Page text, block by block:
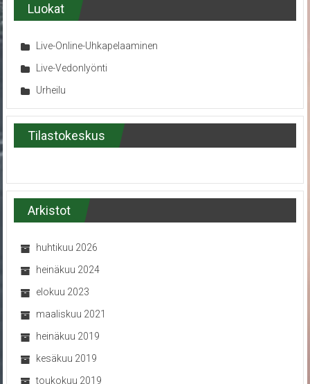
Luokat
Live-Online-Uhkapelaaminen
Live-Vedonlyönti
Urheilu
Tilastokeskus
Arkistot
huhtikuu 2026
heinäkuu 2024
elokuu 2023
maaliskuu 2021
heinäkuu 2019
kesäkuu 2019
toukokuu 2019